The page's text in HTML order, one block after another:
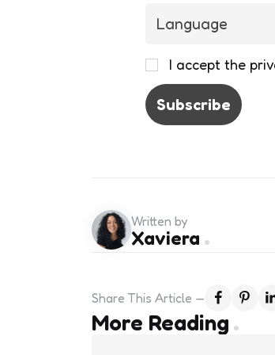
I accept the
Written by
Xaviera
Share This Article
More Reading
Post